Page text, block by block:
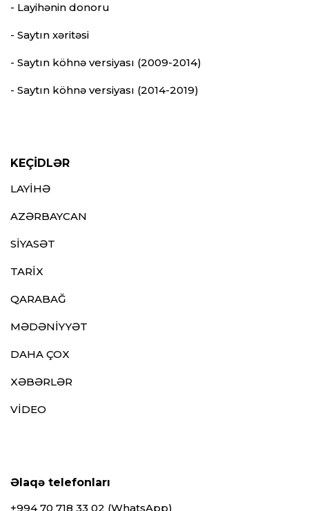
- Layihənin donoru
- Saytın xəritəsi
- Saytın köhnə versiyası (2009-2014)
- Saytın köhnə versiyası (2014-2019)
KEÇİDLƏR
LAYİHƏ
AZƏRBAYCAN
SİYASƏT
TARİX
QARABAĞ
MƏDƏNİYYƏT
DAHA ÇOX
XƏBƏRLƏR
VİDEO
Əlaqə telefonları
+994 70 718 33 02 (WhatsApp)